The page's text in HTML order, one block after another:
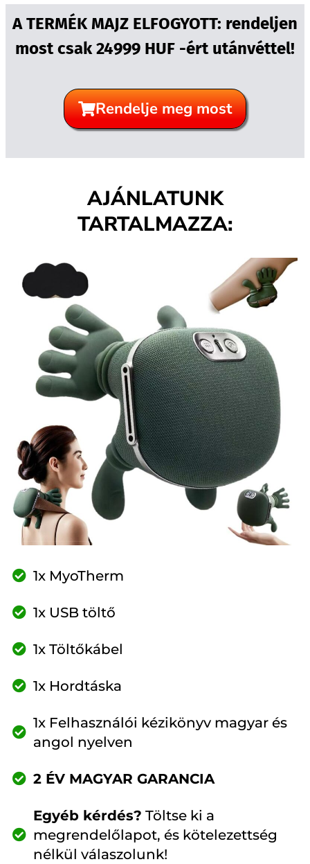
A TERMÉK MAJZ ELFOGYOTT: rendeljen
most csak 24999 HUF -ért utánvéttel!
Rendelje meg most
AJÁNLATUNK
TARTALMAZZA:
1x MyoTherm
1x USB töltő
1x Töltőkábel
1x Hordtáska
1x Felhasználói kézikönyv magyar és
angol nyelven
2 ÉV MAGYAR GARANCIA
Egyéb kérdés? Töltse ki a
megrendelőlapot, és kötelezettség
nélkül válaszolunk!